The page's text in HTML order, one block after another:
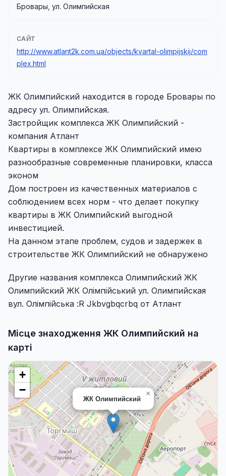
Бровары, ул. Олимпийская
САЙТ
http://www.atlant2k.com.ua/objects/kvartal-olimpijskij/com
plex.html
ЖК Олимпийский находится в городе Бровары по
адресу ул. Олимпийская.
Застройщик комплекса ЖК Олимпийский -
компания Атлант
Квартиры в комплексе ЖК Олимпийский имею
разнообразные современные планировки, класса
эконом
Дом построен из качественных материалов с
соблюдением всех норм - что делает покупку
квартиры в ЖК Олимпийский выгодной
инвестицией.
На данном этапе проблем, судов и задержек в
строительстве ЖК Олимпийский не обнаружено
Другие названия комплекса Олимпийский ЖК
Олимпийский ЖК Олімпійський ул. Олимпийская
вул. Олімпійська :R Jkbvgbqcrbq от Атлант
Місце знаходження ЖК Олимпийский на
карті
ЖК Олимпийский
×
+
−